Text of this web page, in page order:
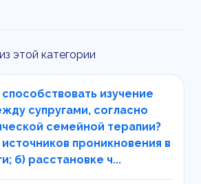
этой категории
изучение
супругами, согласно
семейной терапии?
проникновения в
б) расстановке ч...